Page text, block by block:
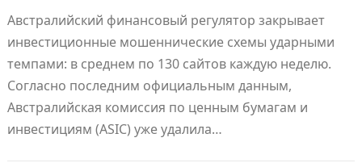
Австралийский финансовый регулятор закрывает
инвестиционные мошеннические схемы ударными
темпами: в среднем по 130 сайтов каждую неделю.
Согласно последним официальным данным,
Австралийская комиссия по ценным бумагам и
инвестициям (ASIC) уже удалила…